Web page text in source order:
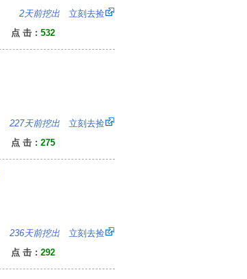
2天前挖出 立刻去捡
点 击： 532
227天前挖出 立刻去捡
点 击： 275
236天前挖出 立刻去捡
点 击： 292